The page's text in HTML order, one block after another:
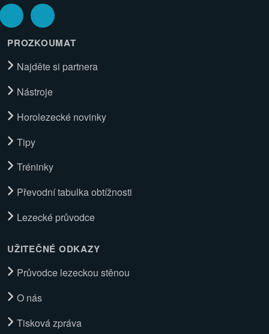
PROZKOUMAT
Najděte si partnera
Nástroje
Horolezecké novinky
Tipy
Tréninky
Převodní tabulka obtížnosti
Lezecké průvodce
UŽITEČNÉ ODKAZY
Průvodce lezeckou stěnou
O nás
Tisková zpráva